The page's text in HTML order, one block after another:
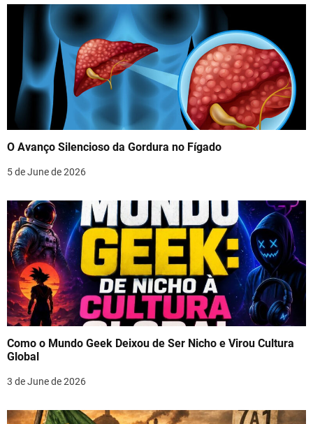
O Avanço Silencioso da Gordura no Fígado
5 de June de 2026
Como o Mundo Geek Deixou de Ser Nicho e Virou Cultura
Global
3 de June de 2026